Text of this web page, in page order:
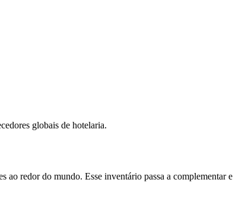
globais de hotelaria.
ao redor do mundo. Esse inventário passa a complementar e